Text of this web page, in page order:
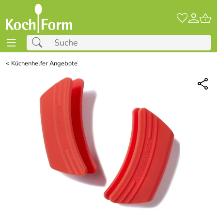
< Küchenhelfer Angebote